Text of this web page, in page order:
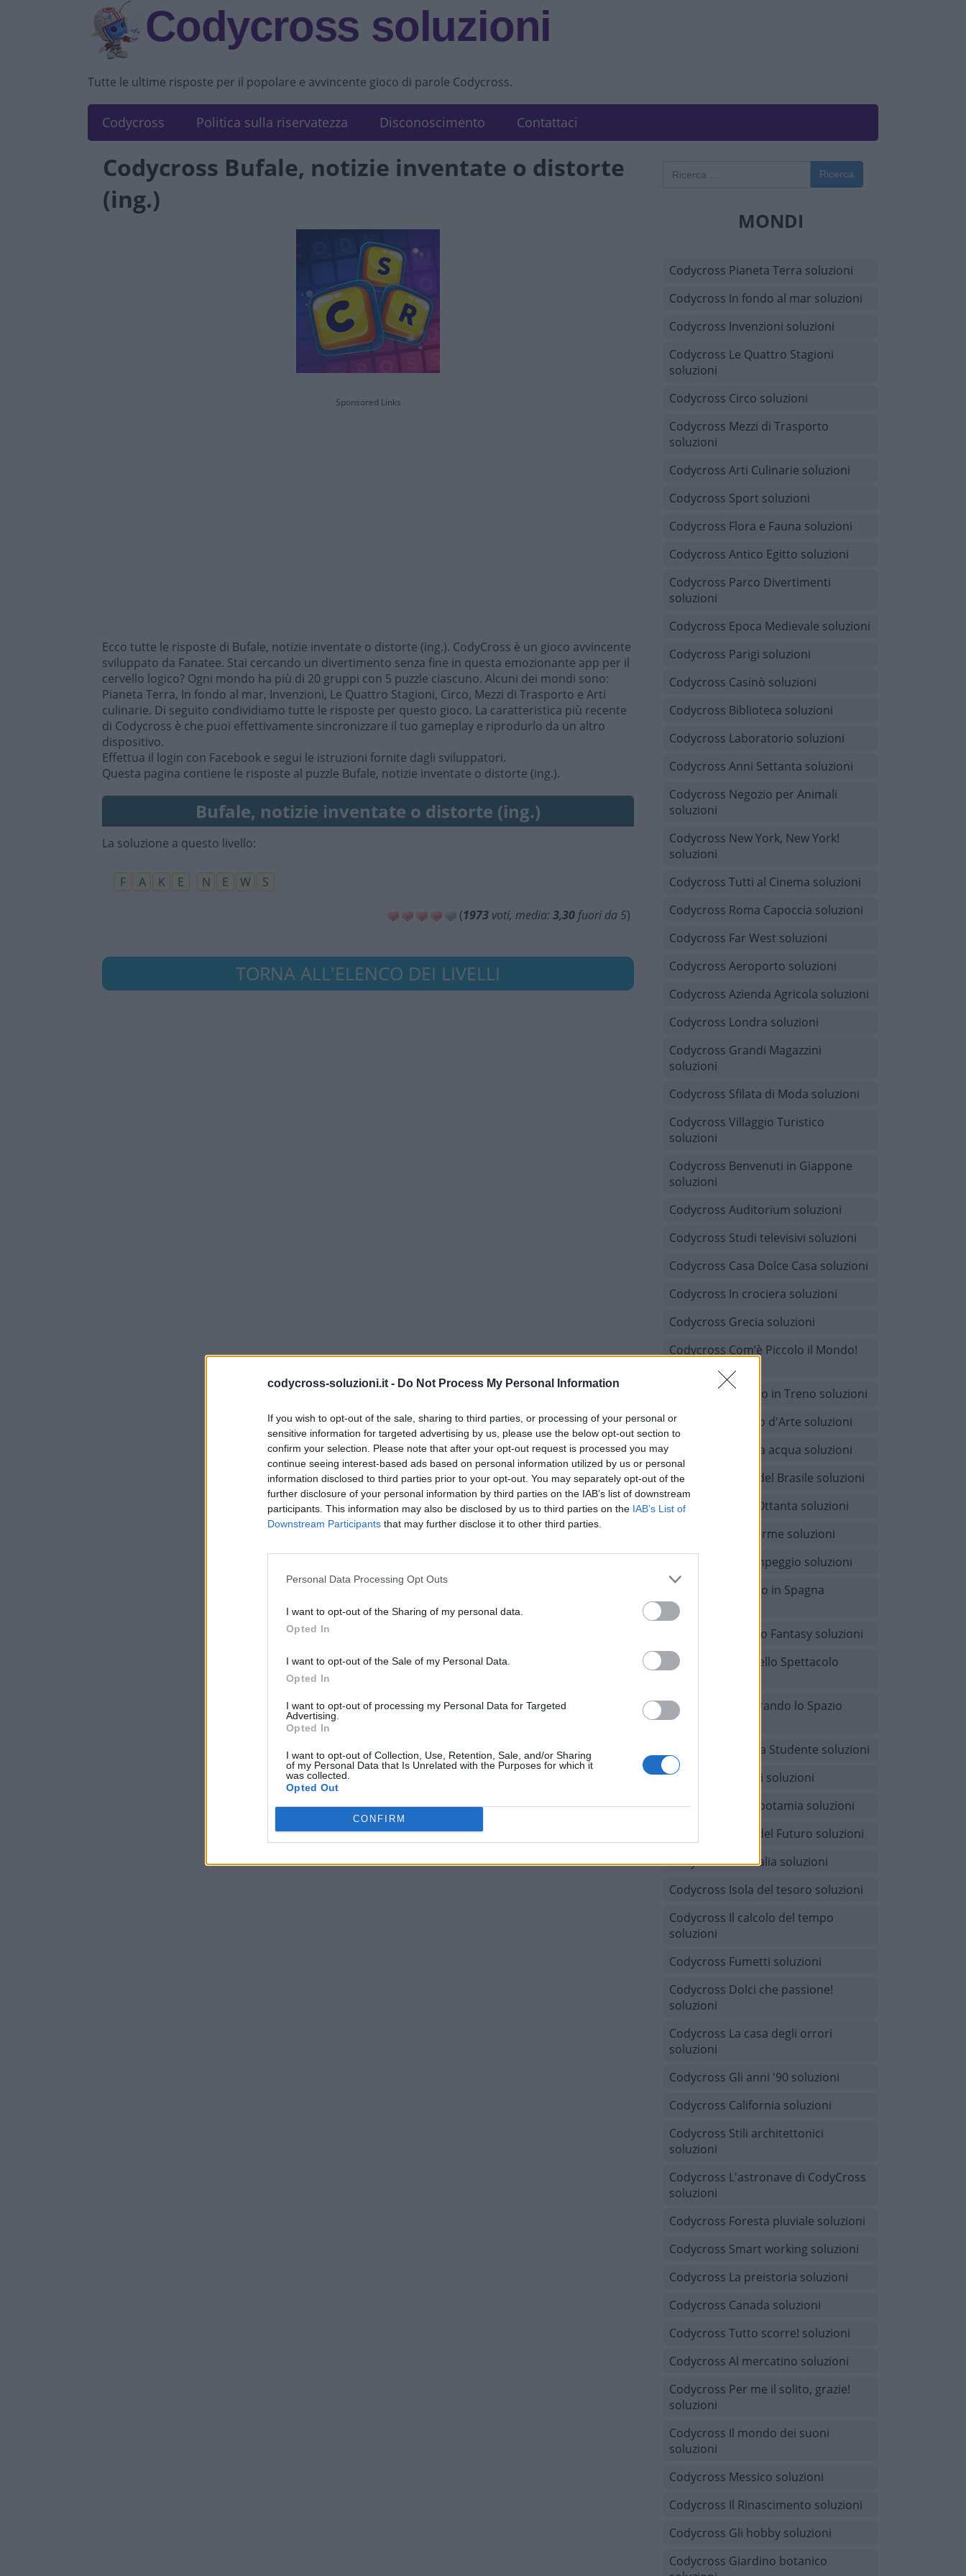
codycross-soluzioni.it - Do Not Process My Personal Information
If you wish to opt-out of the sale, sharing to third parties, or processing of your personal or
sensitive information for targeted advertising by us, please use the below opt-out section to
confirm your selection. Please note that after your opt-out request is processed you may
continue seeing interest-based ads based on personal information utilized by us or personal
information disclosed to third parties prior to your opt-out. You may separately opt-out of the
further disclosure of your personal information by third parties on the IAB’s list of downstream
participants. This information may also be disclosed by us to third parties on the IAB’s List of
Downstream Participants that may further disclose it to other third parties.
Personal Data Processing Opt Outs
I want to opt-out of the Sharing of my personal data.
Opted In
I want to opt-out of the Sale of my Personal Data.
Opted In
I want to opt-out of processing my Personal Data for Targeted
Advertising.
Opted In
I want to opt-out of Collection, Use, Retention, Sale, and/or Sharing
of my Personal Data that Is Unrelated with the Purposes for which it
was collected.
Opted Out
CONFIRM
Codycross soluzioni
Tutte le ultime risposte per il popolare e avvincente gioco di parole Codycross.
Codycross Politica sulla riservatezza Disconoscimento Contattaci
Codycross Bufale, notizie inventate o distorte
(ing.)
Sponsored Links
Ecco tutte le risposte di Bufale, notizie inventate o distorte (ing.). CodyCross è un gioco avvincente
sviluppato da Fanatee. Stai cercando un divertimento senza fine in questa emozionante app per il
cervello logico? Ogni mondo ha più di 20 gruppi con 5 puzzle ciascuno. Alcuni dei mondi sono:
Pianeta Terra, In fondo al mar, Invenzioni, Le Quattro Stagioni, Circo, Mezzi di Trasporto e Arti
culinarie. Di seguito condividiamo tutte le risposte per questo gioco. La caratteristica più recente
di Codycross è che puoi effettivamente sincronizzare il tuo gameplay e riprodurlo da un altro
dispositivo.
Effettua il login con Facebook e segui le istruzioni fornite dagli sviluppatori.
Questa pagina contiene le risposte al puzzle Bufale, notizie inventate o distorte (ing.).
Bufale, notizie inventate o distorte (ing.)
La soluzione a questo livello:
F A K E N E W S
(1973 voti, media: 3,30 fuori da 5)
TORNA ALL'ELENCO DEI LIVELLI
Ricerca
MONDI
Codycross Pianeta Terra soluzioni
Codycross In fondo al mar soluzioni
Codycross Invenzioni soluzioni
Codycross Le Quattro Stagioni
soluzioni
Codycross Circo soluzioni
Codycross Mezzi di Trasporto
soluzioni
Codycross Arti Culinarie soluzioni
Codycross Sport soluzioni
Codycross Flora e Fauna soluzioni
Codycross Antico Egitto soluzioni
Codycross Parco Divertimenti
soluzioni
Codycross Epoca Medievale soluzioni
Codycross Parigi soluzioni
Codycross Casinò soluzioni
Codycross Biblioteca soluzioni
Codycross Laboratorio soluzioni
Codycross Anni Settanta soluzioni
Codycross Negozio per Animali
soluzioni
Codycross New York, New York!
soluzioni
Codycross Tutti al Cinema soluzioni
Codycross Roma Capoccia soluzioni
Codycross Far West soluzioni
Codycross Aeroporto soluzioni
Codycross Azienda Agricola soluzioni
Codycross Londra soluzioni
Codycross Grandi Magazzini
soluzioni
Codycross Sfilata di Moda soluzioni
Codycross Villaggio Turistico
soluzioni
Codycross Benvenuti in Giappone
soluzioni
Codycross Auditorium soluzioni
Codycross Studi televisivi soluzioni
Codycross Casa Dolce Casa soluzioni
Codycross In crociera soluzioni
Codycross Grecia soluzioni
Codycross Com’è Piccolo il Mondo!
Codycross Viaggio in Treno soluzioni
Codycross Museo d'Arte soluzioni
Codycross A tutta acqua soluzioni
Codycross Tour del Brasile soluzioni
Codycross Anni Ottanta soluzioni
Codycross Alle terme soluzioni
Codycross In campeggio soluzioni
Codycross Viaggio in Spagna
soluzioni
Codycross Mondo Fantasy soluzioni
Codycross Arti dello Spettacolo
Codycross Esplorando lo Spazio
soluzioni
Codycross Vita da Studente soluzioni
Codycross Giochi soluzioni
Codycross Mesopotamia soluzioni
Codycross Città del Futuro soluzioni
Codycross Australia soluzioni
Codycross Isola del tesoro soluzioni
Codycross Il calcolo del tempo
soluzioni
Codycross Fumetti soluzioni
Codycross Dolci che passione!
soluzioni
Codycross La casa degli orrori
soluzioni
Codycross Gli anni '90 soluzioni
Codycross California soluzioni
Codycross Stili architettonici
soluzioni
Codycross L'astronave di CodyCross
soluzioni
Codycross Foresta pluviale soluzioni
Codycross Smart working soluzioni
Codycross La preistoria soluzioni
Codycross Canada soluzioni
Codycross Tutto scorre! soluzioni
Codycross Al mercatino soluzioni
Codycross Per me il solito, grazie!
soluzioni
Codycross Il mondo dei suoni
soluzioni
Codycross Messico soluzioni
Codycross Il Rinascimento soluzioni
Codycross Gli hobby soluzioni
Codycross Giardino botanico